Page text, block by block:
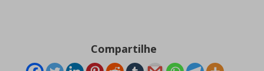
Compartilhe